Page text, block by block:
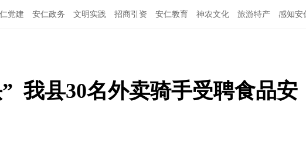
党建 安仁政务 文明实践 招商引资 安仁教育 神农文化 旅游特产 感知安
我县30名外卖骑手受聘食品安